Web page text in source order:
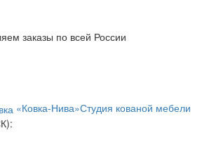
заказы по всей России
«Ковка-Нива»Студия кованой мебели